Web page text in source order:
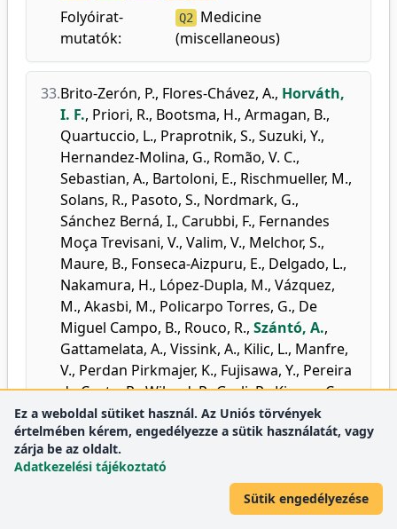
Folyóirat-
mutatók:
Q2
Medicine
(miscellaneous)
33.Brito-Zerón, P., Flores-Chávez, A., Horváth,
I. F., Priori, R., Bootsma, H., Armagan, B.,
Quartuccio, L., Praprotnik, S., Suzuki, Y.,
Hernandez-Molina, G., Romão, V. C.,
Sebastian, A., Bartoloni, E., Rischmueller, M.,
Solans, R., Pasoto, S., Nordmark, G.,
Sánchez Berná, I., Carubbi, F., Fernandes
Moça Trevisani, V., Valim, V., Melchor, S.,
Maure, B., Fonseca-Aizpuru, E., Delgado, L.,
Nakamura, H., López-Dupla, M., Vázquez,
M., Akasbi, M., Policarpo Torres, G., De
Miguel Campo, B., Rouco, R., Szántó, A.,
Gattamelata, A., Vissink, A., Kilic, L., Manfre,
V., Perdan Pirkmajer, K., Fujisawa, Y., Pereira
da Costa, R.,Wiland, P.,Gerli, R.,Kirana, C.,
Nardi, N.,Ramos-Casals, M.,Sjögren Big
Data Consortium:Sex disparities in the
phenotype at diagnosis of Sjögren's
disease: artificial intelligence-driven
characterisation in 17,416 patients.
43 (12), 2133-2141, 2025.
Ez a weboldal sütiket használ. Az Uniós törvények
értelmében kérem, engedélyezze a sütik használatát, vagy
zárja be az oldalt.
Adatkezelési tájékoztató
Sütik engedélyezése